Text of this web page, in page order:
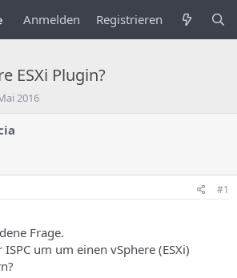
Anmelden Registrieren
ESXi Plugin?
2016
#1
Frage.
um um einen vSphere (ESXi)